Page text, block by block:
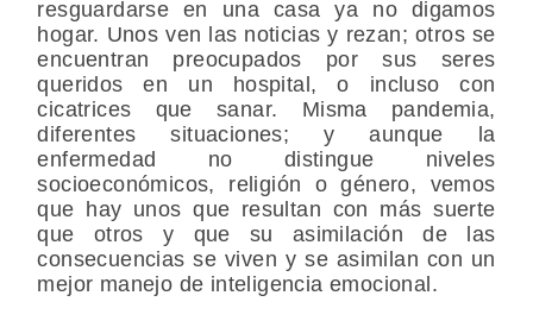
resguardarse en una casa ya no digamos
hogar. Unos ven las noticias y rezan; otros se
encuentran preocupados por sus seres
queridos en un hospital, o incluso con
cicatrices que sanar. Misma pandemia,
diferentes situaciones; y aunque la
enfermedad no distingue niveles
socioeconómicos, religión o género, vemos
que hay unos que resultan con más suerte
que otros y que su asimilación de las
consecuencias se viven y se asimilan con un
mejor manejo de inteligencia emocional.